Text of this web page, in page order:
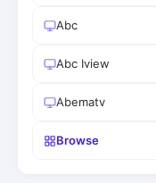
Abc
Abc Iview
Abematv
Browse